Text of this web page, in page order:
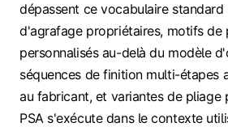
dépassent ce vocabulaire standard
d'agrafage propriétaires, motifs de
personnalisés au-delà du modèle
séquences de finition multi-étapes
au fabricant, et variantes de pliage
PSA s'exécute dans le contexte